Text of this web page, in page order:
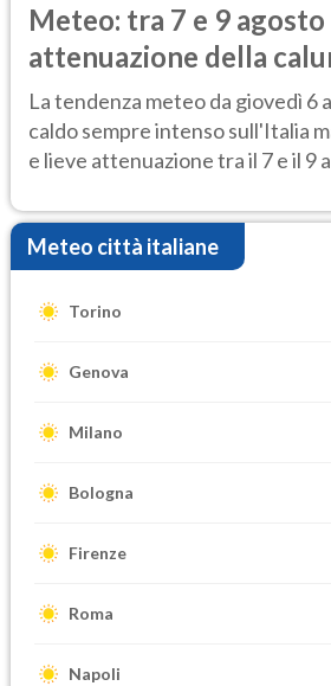
Meteo: tra 7 e 9
attenuazione della
rischio temporali
La tendenza meteo da giovedì 6
caldo sempre intenso sull'Italia
e lieve attenuazione tra il 7 e il 9
Meteo città italiane
Torino
Genova
Milano
Bologna
Firenze
Roma
Napoli